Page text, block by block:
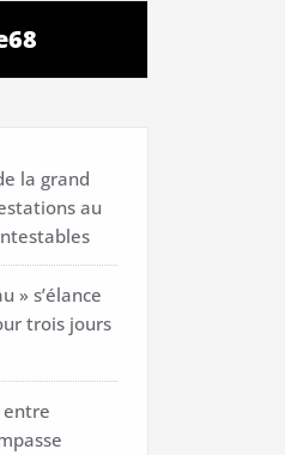
la grand
au
» s’élance
trois jours
entre